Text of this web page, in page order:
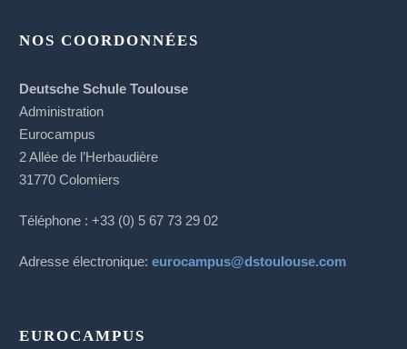
NOS COORDONNÉES
Deutsche Schule Toulouse
Administration
Eurocampus
2 Allée de l’Herbaudière
31770 Colomiers
Téléphone : +33 (0) 5 67 73 29 02
Adresse électronique:eurocampus@dstoulouse.com
EUROCAMPUS